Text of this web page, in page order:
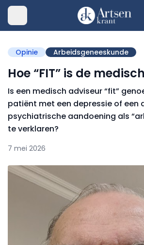
Opinie Arbeidsgeneeskunde
Hoe “FIT” is de
Is een medisch adviseur “fit”
patiënt met een depressie of een
psychiatrische aandoening als
te verklaren?
7 mei 2026